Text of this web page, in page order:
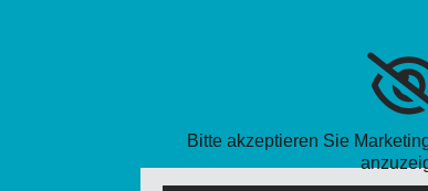
Bitte akzeptieren Sie